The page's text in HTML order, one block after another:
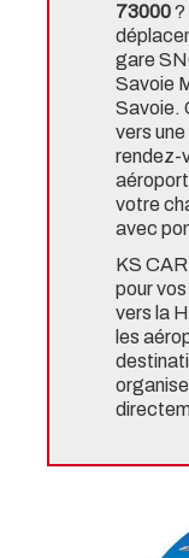
73000?
gare
Savoie
Savoie.
vers
rendez-
votre
avec
KS
pour
vers la
les